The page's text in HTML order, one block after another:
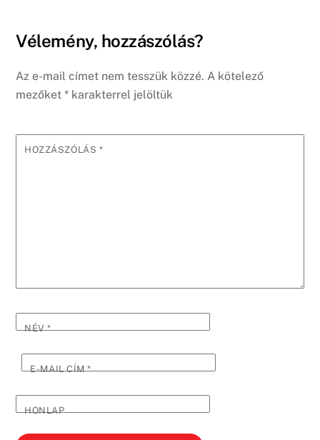
Vélemény, hozzászólás?
Az e-mail címet nem tesszük közzé. A kötelező
mezőket* karakterrel jelöltük
HOZZÁSZÓLÁS *
NÉV*
E-MAIL CÍM*
HONLAP